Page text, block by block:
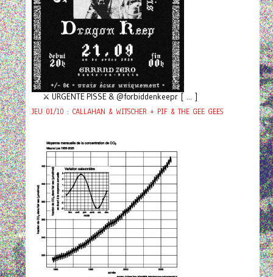
⚔️ URGENTE PISSE & @forbiddenkeepr [ ... ]
JEU 01/10 : CALLAHAN & WITSCHER + PIF & THE GEE GEES